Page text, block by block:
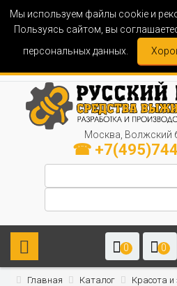
Мы используем файлы cookie и
Пользуясь сайтом, вы
персональных данных.
Москва, Волжский
☎
0 0
Главная Каталог Красота и